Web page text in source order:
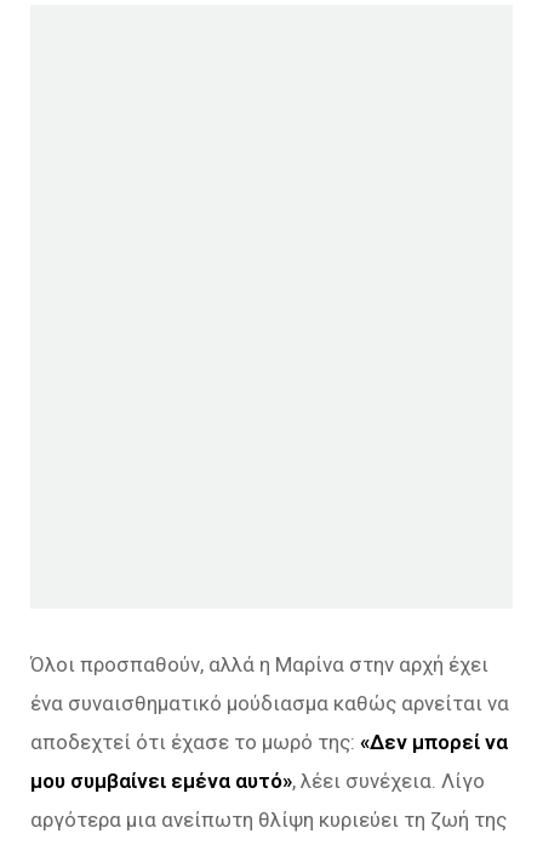
Όλοι προσπαθούν, αλλά η Μαρίνα στην αρχή έχει
ένα συναισθηματικό μούδιασμα καθώς αρνείται να
αποδεχτεί ότι έχασε το μωρό της: «Δεν μπορεί να
μου συμβαίνει εμένα αυτό», λέει συνέχεια. Λίγο
αργότερα μια ανείπωτη θλίψη κυριεύει τη ζωή της